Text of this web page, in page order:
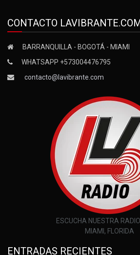
CONTACTO
BARRANQUILLA - BOGOTÁ - MIAMI
WHATSAPP +573004476795
contacto@lavibrante.com
ESCUCHA NUESTRA
MIAMI, FLORIDA
ENTRADAS RECIENTES